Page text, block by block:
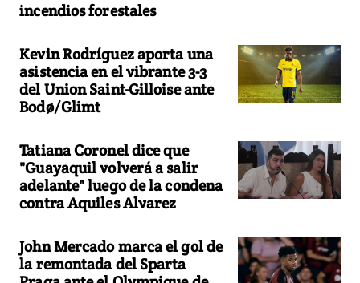
incendios forestales
Kevin Rodríguez aporta una
asistencia en el vibrante 3-3
del Union Saint-Gilloise ante
Bodø/Glimt
Tatiana Coronel dice que
"Guayaquil volverá a salir
adelante" luego de la condena
contra Aquiles Alvarez
John Mercado marca el gol de
la remontada del Sparta